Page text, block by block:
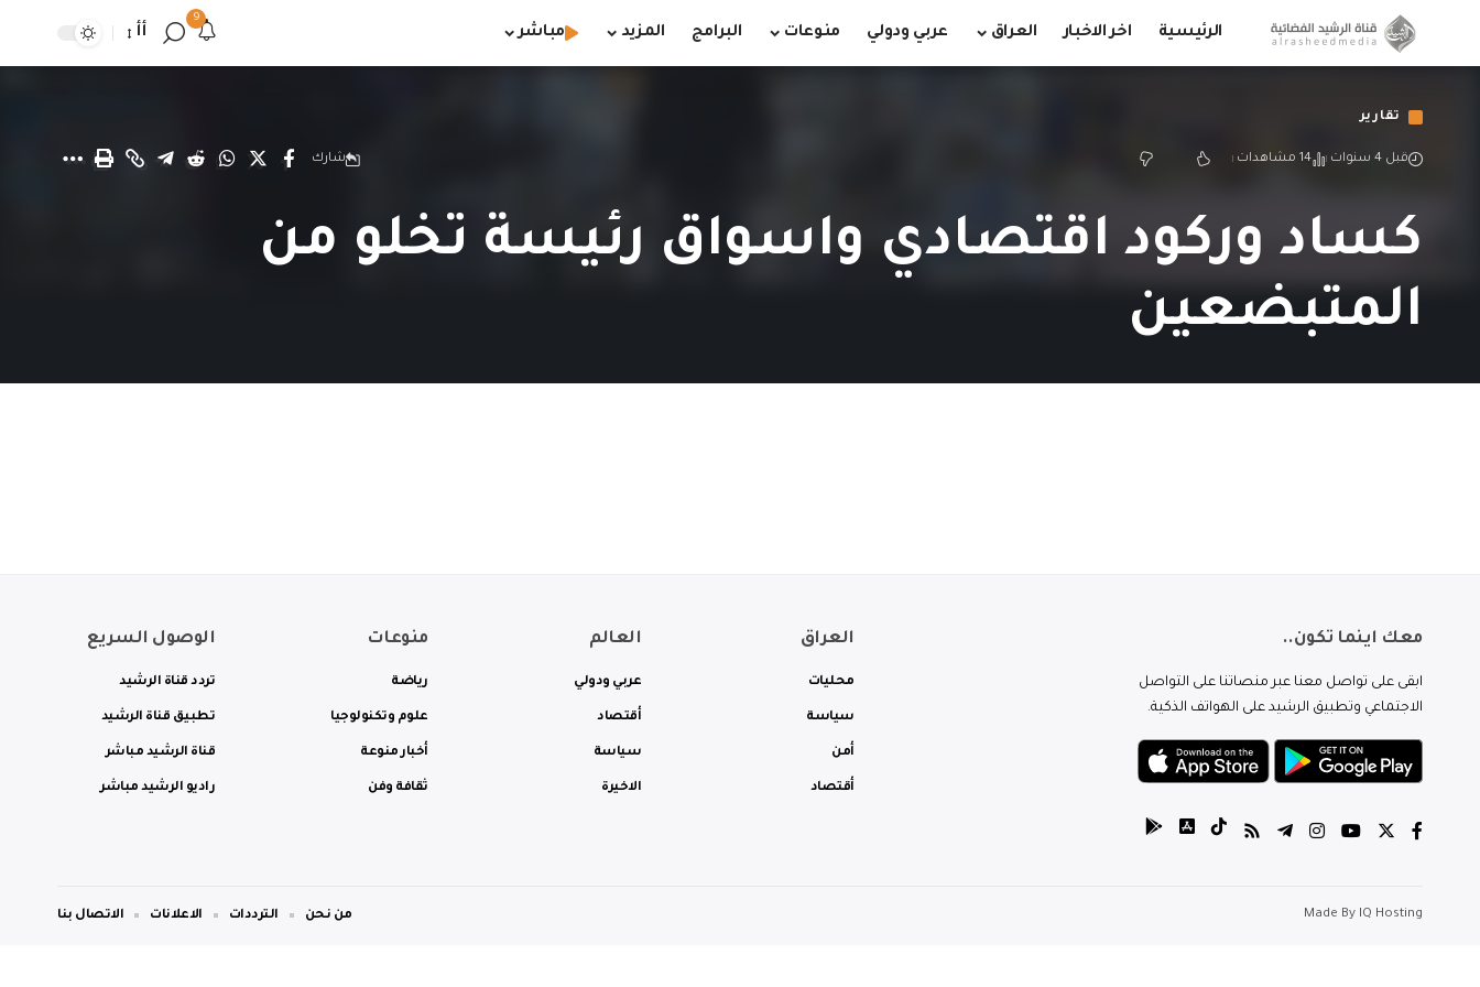
الرئيسية اخر الاخبار العراق عربي ودولي منوعات البرامج المزيد مباشر
9
أأ
تقارير
قبل 4 سنوات 14 مشاهدات شارك
كساد وركود اقتصادي واسواق رئيسة تخلو من
المتبضعين
معك اينما تكون..
ابقى على تواصل معنا عبر منصاتنا على التواصل
الاجتماعي وتطبيق الرشيد على الهواتف الذكية.
العراق
محليات
سياسة
أمن
أقتصاد
العالم
عربي ودولي
أقتصاد
سياسة
الاخيرة
منوعات
رياضة
علوم وتكنولوجيا
أخبار منوعة
ثقافة وفن
الوصول السريع
تردد قناة الرشيد
تطبيق قناة الرشيد
قناة الرشيد مباشر
راديو الرشيد مباشر
Made By IQ Hosting من نحن الترددات الاعلانات الاتصال بنا